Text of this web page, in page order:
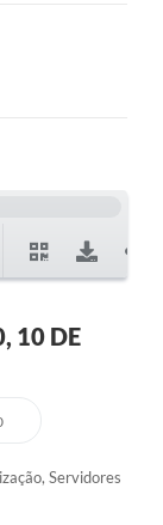
10 DE
Servidores